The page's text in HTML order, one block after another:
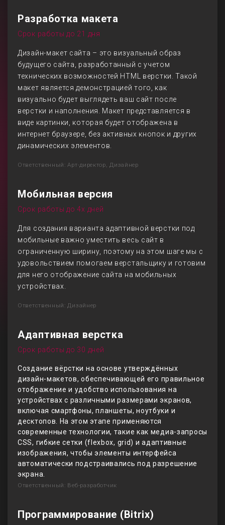
Разработка макета
Срок работы до 21 дня
Дизайн-макет сайта – это визуальный образ
будущего сайта, разработанный с учетом
технических возможностей HTML верстки. Такой
макет является демонстрацией того, как
визуально будет выглядеть ваш сайт после
верстки и наполнения. Макет представляется в
виде картинки, которая будет отображена в
интернет браузере, без активных кнопок и других
динамических элементов.
Ответственный: Арт-директор, Дизайнер
Мобильная версия
Срок работы до 4х дней
Для создания варианта адаптивной верстки под
мобильные важно уместить весь сайт в
ограниченную ширину, поэтому на этом шаге мы с
удовольствием помогаем верстальщику и готовим
для него отображение сайта на мобильных
устройствах.
Ответственный: Дизайнер
Адаптивная верстка
Срок работы до 30 дней
Создание вёрстки на основе утверждённых
дизайн-макетов, обеспечивающей его правильное
отображение и удобство использования на
устройствах с различными размерами экранов,
включая смартфоны, планшеты, ноутбуки и
десктопов. На этом этапе применяются
современные технологии, такие как медиа-запросы
CSS, гибкие сетки (flexbox, grid) и адаптивные
изображения, чтобы элементы интерфейса
автоматически подстраивались под разрешение
экрана.
Ответственный: Веб-разработчик
Программирование (Bitrix)